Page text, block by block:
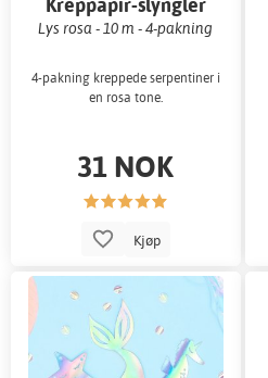
Kreppapir-slyngler
Lys rosa - 10 m - 4-pakning
4-pakning kreppede serpentiner i
en rosa tone.
31 NOK
Kjøp